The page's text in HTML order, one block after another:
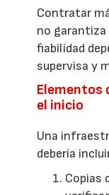
Contratar
no garantiza
fiabilidad
supervisa y
Elementos
el inicio
Una
debería
Copias